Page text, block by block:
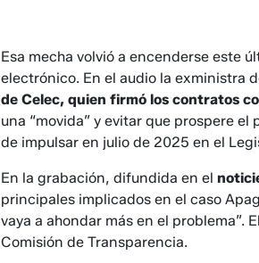
Esa mecha volvió a encenderse este
electrónico. En el audio la exministra
de Celec, quien firmó los contratos
una “movida” y evitar que prospere
de impulsar en julio de 2025 en el
En la grabación, difundida en el
principales implicados en el caso
vaya a ahondar más en el problema”.
Comisión de Transparencia.